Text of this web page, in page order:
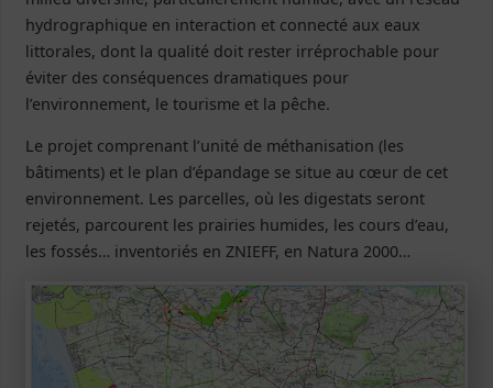
hydrographique en interaction et connecté aux eaux
littorales, dont la qualité doit rester irréprochable pour
éviter des conséquences dramatiques pour
l’environnement, le tourisme et la pêche.
Le projet comprenant l’unité de méthanisation (les
bâtiments) et le plan d’épandage se situe au cœur de cet
environnement. Les parcelles, où les digestats seront
rejetés, parcourent les prairies humides, les cours d’eau,
les fossés… inventoriés en ZNIEFF, en Natura 2000…